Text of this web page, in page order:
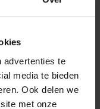
advertenties te
media te bieden
Ook delen we
met onze
liter